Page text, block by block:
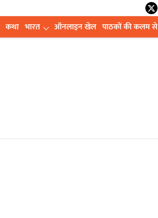
कथा भारत ऑनलाइन खेल पाठकों की कलम से